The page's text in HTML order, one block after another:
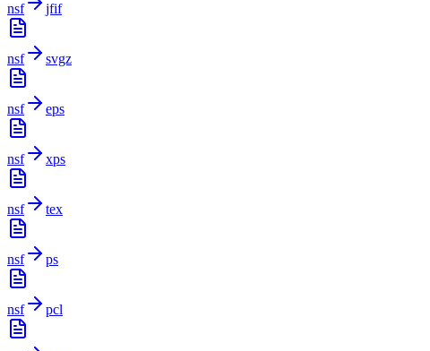
nsf jfif
nsf svgz
nsf eps
nsf xps
nsf tex
nsf ps
nsf pcl